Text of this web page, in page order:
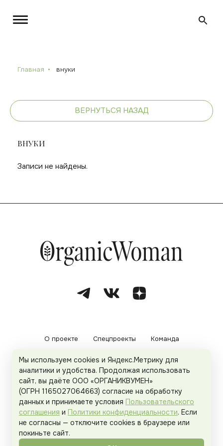
Главная внуки
ВЕРНУТЬСЯ НАЗАД
ВНУКИ
Записи не найдены.
О проекте Спецпроекты Команда
Рекламодателям Политика конфиденциальности
Пользовательское соглашение
Organicwoman.ru . Все права защищены.
Мы используем cookies и Яндекс.Метрику для
аналитики и удобства. Продолжая использовать
сайт, вы даёте ООО «ОРГАНИКВУМЕН»
(ОГРН 1165027064663) согласие на обработку
данных и принимаете условия Пользовательского
соглашения и Политики конфиденциальности. Если
не согласны — отключите cookies в браузере или
покиньте сайт.